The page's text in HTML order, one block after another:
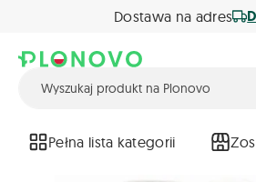
Dostawa na adres
Pełna lista kategorii